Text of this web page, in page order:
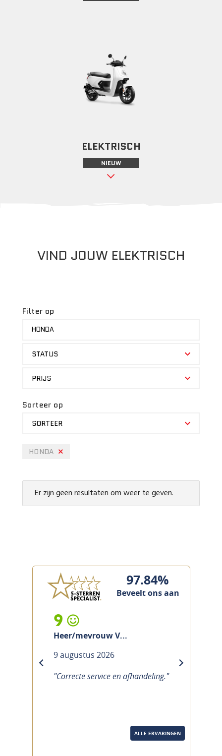
ELEKTRISCH
NIEUW
VIND JOUW ELEKTRISCH
Filter op
HONDA
STATUS
PRIJS
Sorteer op
SORTEER
HONDA
Er zijn geen resultaten om weer te geven.
97.84%
Beveelt ons aan
9
Heer/mevrouw V...
9 augustus 2026
"Correcte service en afhandeling."
next
ALLE ERVARINGEN